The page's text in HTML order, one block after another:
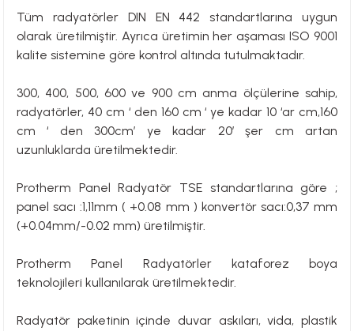
Tüm radyatörler DIN EN 442 standartlarına uygun
olarak üretilmiştir. Ayrıca üretimin her aşaması ISO 9001
kalite sistemine göre kontrol altında tutulmaktadır.
300, 400, 500, 600 ve 900 cm anma ölçülerine sahip,
radyatörler, 40 cm ‘ den 160 cm ‘ ye kadar 10 ‘ar cm,160
cm ‘ den 300cm’ ye kadar 20’ şer cm artan
uzunluklarda üretilmektedir.
Protherm Panel Radyatör TSE standartlarına göre ;
panel sacı :1,11mm ( +0.08 mm ) konvertör sacı:0,37 mm
(+0.04mm/-0.02 mm) üretilmiştir.
Protherm Panel Radyatörler kataforez boya
teknolojileri kullanılarak üretilmektedir.
Radyatör paketinin içinde duvar askıları, vida, plastik